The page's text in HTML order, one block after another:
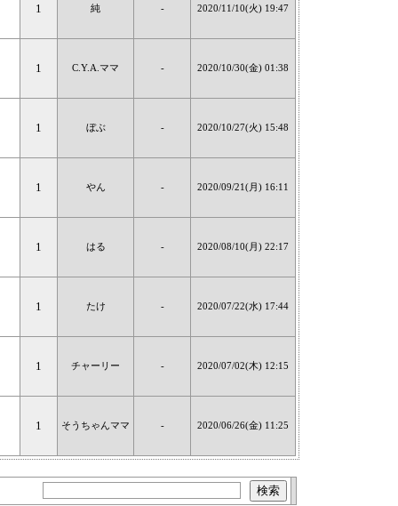
1 純 - 2020/11/10(火) 19:47
1 C.Y.A.ママ - 2020/10/30(金) 01:38
1 ぼぶ - 2020/10/27(火) 15:48
1 やん - 2020/09/21(月) 16:11
1 はる - 2020/08/10(月) 22:17
1 たけ - 2020/07/22(水) 17:44
1 チャーリー - 2020/07/02(木) 12:15
1 そうちゃんママ - 2020/06/26(金) 11:25